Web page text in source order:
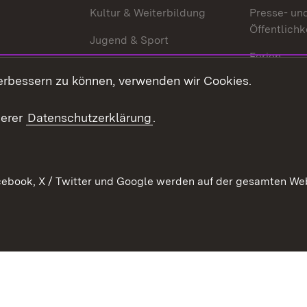
Kultur & Weiterbildung
Jugend & Sport
Presse-
Ferien
Stellen
zu können, verwenden wir Cookies.
Datenschutzerklärung.
X / Twitter und Google werden auf der gesamten